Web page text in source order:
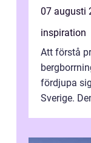
07 augusti
inspiration
Att förstå
fördjupa
Sverige.